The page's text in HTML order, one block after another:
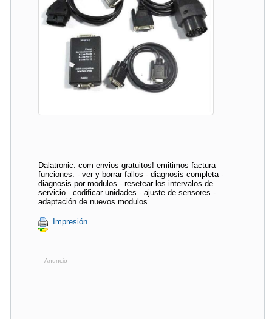
Dalatronic. com envios gratuitos! emitimos factura
funciones: - ver y borrar fallos - diagnosis completa -
diagnosis por modulos - resetear los intervalos de
servicio - codificar unidades - ajuste de sensores -
adaptación de nuevos modulos
Impresión
Anuncio